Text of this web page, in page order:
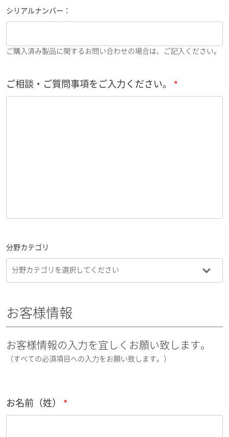
シリアルナンバー：
ご購入済み製品に関するお問い合わせの場合は、ご記入ください。
ご相談・ご質問事項をご入力ください。
分野カテゴリ
お客様情報
お客様情報の入力を宜しくお願い致します。
（すべての必須項目への入力をお願い致します。）
お名前（姓）